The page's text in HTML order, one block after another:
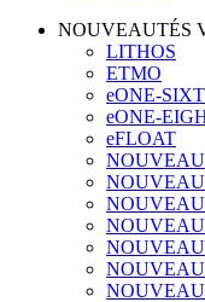
NOUVEAUTÉS
LITHOS
ETMO
eONE-
eONE-
eFLOAT